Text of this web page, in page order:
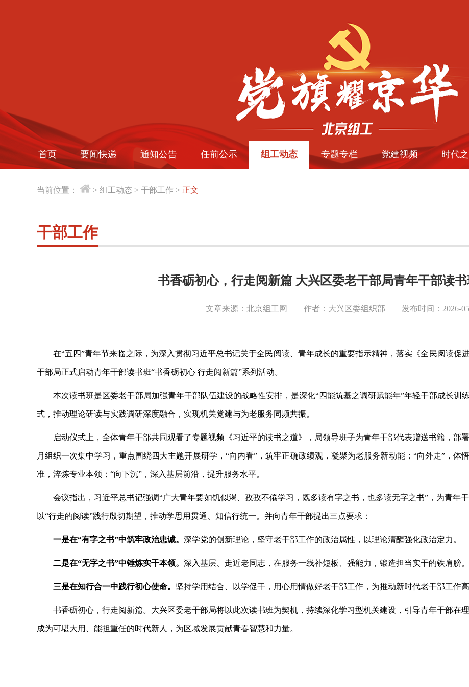
首页 要闻快递 通知公告 任前公示 组工动态 专题专栏 党建视频 时代
当前位置： > 组工动态 > 干部工作 > 正文
干部工作
书香砺初心，行走阅新篇 大兴区委老干部局青年干部读
文章来源：北京组工网 作者：大兴区委组织部 发布时间：2026-
在“五四”青年节来临之际，为深入贯彻习近平总书记关于全民阅读、青年成长的重要指示精神，落实《全民阅读促
干部局正式启动青年干部读书班“书香砺初心 行走阅新篇”系列活动。
本次读书班是区委老干部局加强青年干部队伍建设的战略性安排，是深化“四能筑基之调研赋能年”年轻干部成长训
式，推动理论研读与实践调研深度融合，实现机关党建与为老服务同频共振。
启动仪式上，全体青年干部共同观看了专题视频《习近平的读书之道》，局领导班子为青年干部代表赠送书籍，部
月组织一次集中学习，重点围绕四大主题开展研学， “向内看”，筑牢正确政绩观，凝聚为老服务新动能；“向外走”，体
准，淬炼专业本领；“向下沉”，深入基层前沿，提升服务水平。
会议指出，习近平总书记强调“广大青年要如饥似渴、孜孜不倦学习，既多读有字之书，也多读无字之书”，为青年
以“行走的阅读”践行殷切期望，推动学思用贯通、知信行统一。并向青年干部提出三点要求：
一是在“有字之书”中筑牢政治忠诚。深学党的创新理论，坚守老干部工作的政治属性，以理论清醒强化政治定力。
二是在“无字之书”中锤炼实干本领。深入基层、走近老同志，在服务一线补短板、强能力，锻造担当实干的铁肩膀。
三是在知行合一中践行初心使命。 坚持学用结合、以学促干，用心用情做好老干部工作，为推动新时代老干部工作
书香砺初心，行走阅新篇。大兴区委老干部局将以此次读书班为契机，持续深化学习型机关建设，引导青年干部在
成为可堪大用、能担重任的时代新人，为区域发展贡献青春智慧和力量。